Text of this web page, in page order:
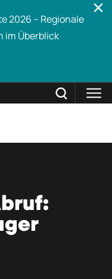
2026 – Regionale
im Überblick